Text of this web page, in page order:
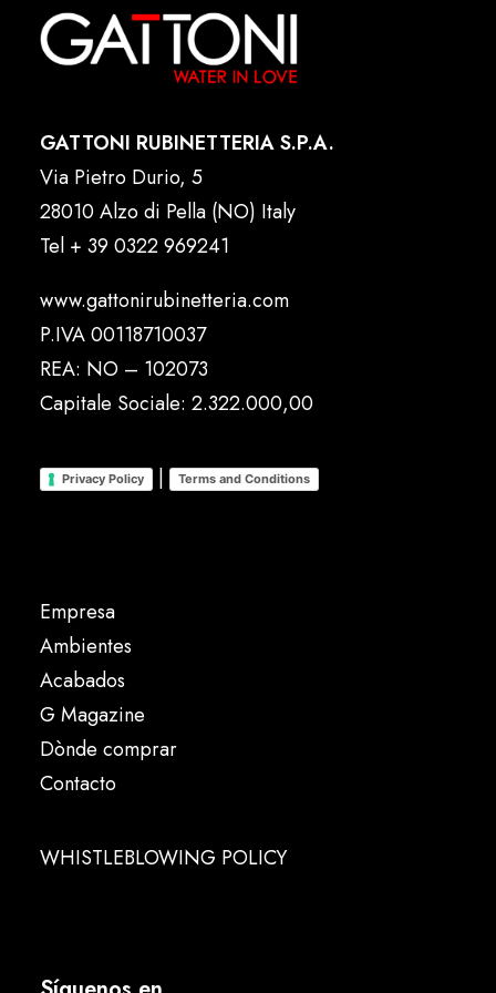
GATTONI RUBINETTERIA S.P.A.
Via Pietro Durio, 5
28010 Alzo di Pella (NO) Italy
Tel + 39 0322 969241
www.gattonirubinetteria.com
P.IVA 00118710037
REA: NO – 102073
Capitale Sociale: 2.322.000,00
Privacy Policy | Terms and Conditions
Empresa
Ambientes
Acabados
G Magazine
Dònde comprar
Contacto
WHISTLEBLOWING POLICY